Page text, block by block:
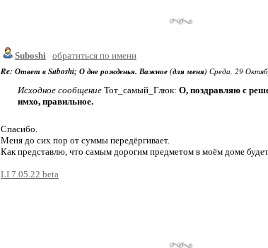
Suboshi обратиться по имени
Re: Ответ в Suboshi; О дне рожденья. Важное (для меня) Среда, 29
Исходное сообщение Тот_самый_Глюк: О, поздравляю с
имхо, правильное.
Спасибо.
Меня до сих пор от суммы передёргивает.
Как представлю, что самым дорогим предметом в моём доме
LI 7.05.22 beta